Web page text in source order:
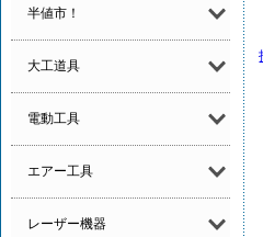
半値市！
大工道具
電動工具
エアー工具
レーザー機器